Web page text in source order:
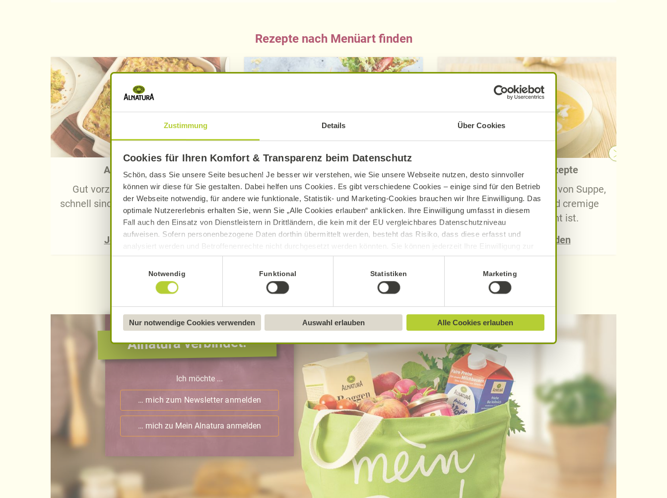
Zustimmung Details Über Cookies
Cookies für Ihren Komfort & Transparenz beim Datenschutz
Schön, dass Sie unsere Seite besuchen! Je besser wir verstehen, wie Sie unsere Webseite nutzen, desto sinnvoller
können wir diese für Sie gestalten. Dabei helfen uns Cookies. Es gibt verschiedene Cookies – einige sind für den Betrieb
der Webseite notwendig, für andere wie funktionale, Statistik- und Marketing-Cookies brauchen wir Ihre Einwilligung. Das
optimale Nutzererlebnis erhalten Sie, wenn Sie „Alle Cookies erlauben“ anklicken. Ihre Einwilligung umfasst in diesem
Fall auch den Einsatz von Dienstleistern in Drittländern, die kein mit der EU vergleichbares Datenschutzniveau
aufweisen. Sofern personenbezogene Daten dorthin übermittelt werden, besteht das Risiko, dass diese erfasst und
analysiert werden und Betroffenenrechte nicht durchgesetzt werden könnten. Sie können jederzeit Ihre Einwilligung zur
Datenverarbeitung und -übermittlung widerrufen und Tools deaktivieren. Ausführliche Informationen finden Sie in unserer
Datenschutzerklärung
Näheres über uns erfahren Sie in unseremImpressum
Notwendig Funktional Statistiken Marketing
Nur notwendige Cookies verwenden Auswahl erlauben Alle Cookies erlauben
Rezepte nach Menüart finden
Auflauf-Rezepte
Gut vorzubereiten, einfach und
schnell sind die Auflauf-Rezepte von
Alnatura.
Jetzt entdecken
Blattsalat Rezepte
Rezepte mit Feldsalat, Batavia und
anderen Salatsorten
Jetzt inspirieren lassen
Cremesuppen-Rezepte
Cremesuppe ist eine Art von Suppe,
die für ihre samtige und cremige
Konsistenz bekannt ist.
Jetzt Rezept finden
Alnatura verbindet!
Ich möchte ...
… mich zum Newsletter anmelden
… mich zu Mein Alnatura anmelden